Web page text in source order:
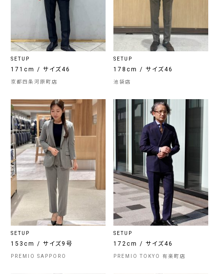
SETUP
171cm / サイズ46
京都四条河原町店
SETUP
178cm / サイズ46
池袋店
SETUP
153cm / サイズ9号
PREMIO SAPPORO
SETUP
172cm / サイズ46
PREMIO TOKYO 有楽町店